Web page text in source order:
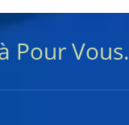
Pour Vous.